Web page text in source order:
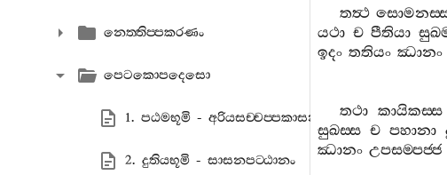
නෙත‍්තිප‍්පකරණං
පෙටකොපදෙසො
1. පඨමභූමි - අරියසච‍්චප‍්පකාසනා
2. දුතියභූමි - සාසනපට‍්ඨානං
තත්‍ථ
යථා ච පීතියා
ඉදං තතියං ඣානං
තථා කායිකස‍්ස
සුඛස‍්ස ච පහානා
ඣානං උපසම‍්පජ‍්ජ